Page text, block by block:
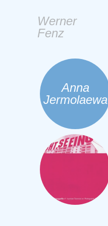
Werner
Fenz
Springe
zum
Anna
Jermolaewa